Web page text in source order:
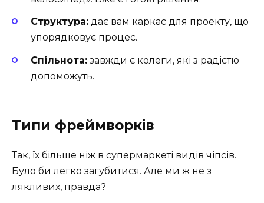
Структура: дає вам каркас для проекту, що
упорядковує процес.
Спільнота: завжди є колеги, які з радістю
допоможуть.
Типи фреймворків
Так, їх більше ніж в супермаркеті видів чіпсів.
Було би легко загубитися. Але ми ж не з
лякливих, правда?